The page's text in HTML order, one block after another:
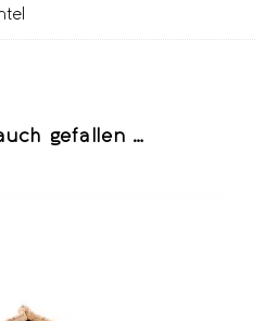
gefallen …